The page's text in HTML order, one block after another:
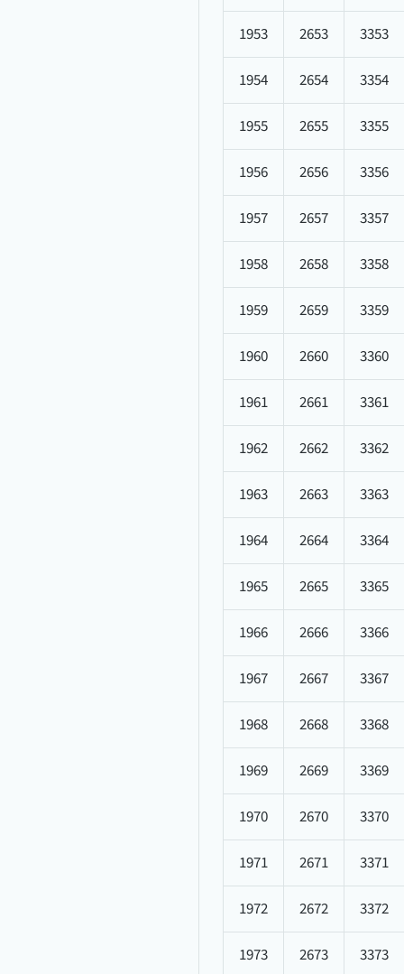
1953 2653 3353
1954 2654 3354
1955 2655 3355
1956 2656 3356
1957 2657 3357
1958 2658 3358
1959 2659 3359
1960 2660 3360
1961 2661 3361
1962 2662 3362
1963 2663 3363
1964 2664 3364
1965 2665 3365
1966 2666 3366
1967 2667 3367
1968 2668 3368
1969 2669 3369
1970 2670 3370
1971 2671 3371
1972 2672 3372
1973 2673 3373